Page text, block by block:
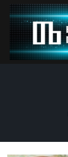
Skip
content